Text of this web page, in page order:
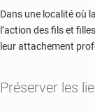
Dans une localité où
l’action des fils et
leur attachement
Préserver les